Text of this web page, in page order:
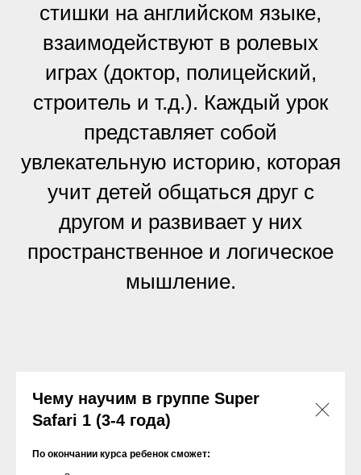
стишки на английском языке,
взаимодействуют в ролевых
играх (доктор, полицейский,
строитель и т.д.). Каждый урок
представляет собой
увлекательную историю, которая
учит детей общаться друг с
другом и развивает у них
пространственное и логическое
мышление.
Чему научим в группе Super
Safari 1 (3-4 года)
По окончании курса ребенок сможет: